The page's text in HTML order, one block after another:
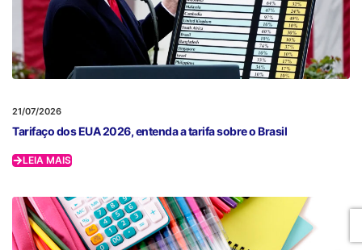
21/07/2026
Tarifaço dos EUA 2026, entenda a tarifa sobre o Brasil
LEIA MAIS